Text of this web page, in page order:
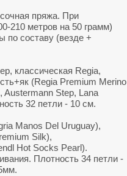
пряжа. При
210 метров на 50 грамм)
по составу (везде +
классическая Regia,
(Regia Premium Merino
Austermann Step, Lana
32 петли - 10 см.
Manos Del Uruguay),
Silk),
Hot Socks Pearl).
Плотность 34 петли -